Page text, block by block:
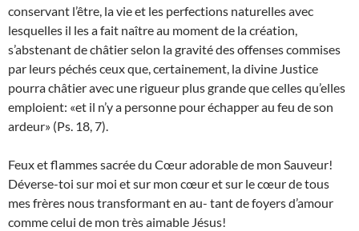
conservant l’être, la vie et les perfections naturelles avec
lesquelles il les a fait naître au moment de la création,
s’abstenant de châtier selon la gravité des offenses commises
par leurs péchés ceux que, certainement, la divine Justice
pourra châtier avec une rigueur plus grande que celles qu’elles
emploient: «et il n’y a personne pour échapper au feu de son
ardeur» (Ps. 18, 7).
Feux et flammes sacrée du Cœur adorable de mon Sauveur!
Déverse-toi sur moi et sur mon cœur et sur le cœur de tous
mes frères nous transformant en au- tant de foyers d’amour
comme celui de mon très aimable Jésus!